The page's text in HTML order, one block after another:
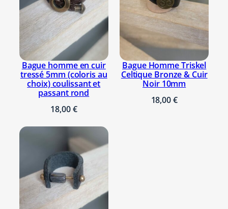
m
e
b
rBague homme en cuir
tressé 5mm (coloris au
choix) coulissant et
passant rond
18,00€
Bague Homme Triskel
Celtique Bronze & Cuir
Noir 10mm
18,00€